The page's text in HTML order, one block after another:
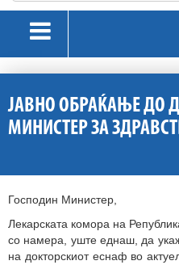
ЈАВНО ОБРАЌАЊЕ ДО
МИНИСТЕР ЗА
Господин Министер,
Лекарската комора на
со намера, уште еднаш, да
на докторскиот еснаф во